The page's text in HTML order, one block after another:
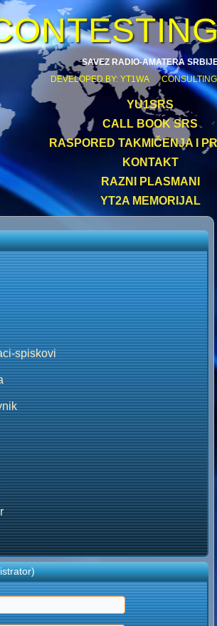
SAVEZ RADIO-AMATERA
DEVELOPED BY: YT1WA
YU1SRS
CALL BOOK SRS
RASPORED TAKMIČENJA I
KONTAKT
RAZNI PLASMANI
YT2A MEMORIJAL
spiskovi